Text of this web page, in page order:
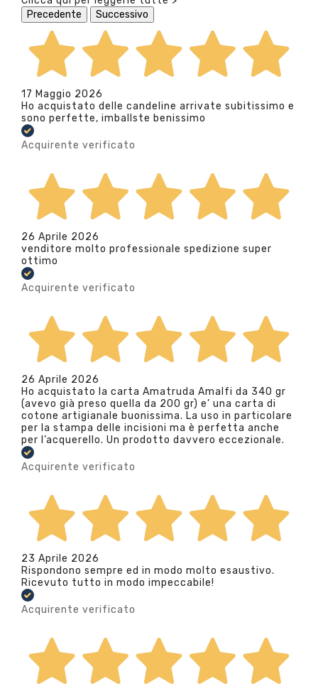
Precedente
Successivo
17 Maggio 2026
Ho acquistato delle candeline arrivate subitissimo e
sono perfette, imballste benissimo
Acquirente verificato
26 Aprile 2026
venditore molto professionale spedizione super
ottimo
Acquirente verificato
26 Aprile 2026
Ho acquistato la carta Amatruda Amalfi da 340 gr
(avevo già preso quella da 200 gr) e’ una carta di
cotone artigianale buonissima. La uso in particolare
per la stampa delle incisioni ma è perfetta anche
per l’acquerello. Un prodotto davvero eccezionale.
Acquirente verificato
23 Aprile 2026
Rispondono sempre ed in modo molto esaustivo.
Ricevuto tutto in modo impeccabile!
Acquirente verificato